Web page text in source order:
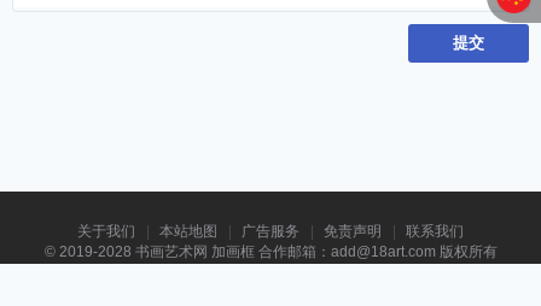
关于我们 本站地图 广告服务 免责声明
联系我们
© 2019-2028 书画艺术网 加画框 合作邮箱：add@18art.com 版权所有